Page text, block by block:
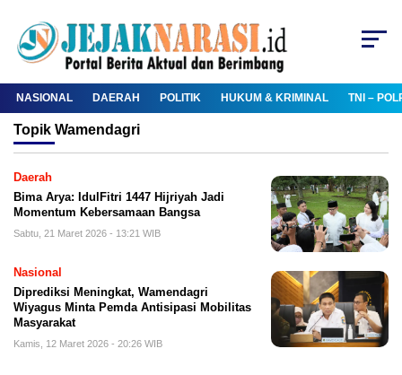
NASIONAL DAERAH POLITIK HUKUM & KRIMINAL TNI –
Topik Wamendagri
Daerah
Bima Arya: IdulFitri 1447 Hijriyah Jadi
Momentum Kebersamaan Bangsa
Sabtu, 21 Maret 2026 - 13:21 WIB
Nasional
Diprediksi Meningkat, Wamendagri
Wiyagus Minta Pemda Antisipasi Mobilitas
Masyarakat
Kamis, 12 Maret 2026 - 20:26 WIB